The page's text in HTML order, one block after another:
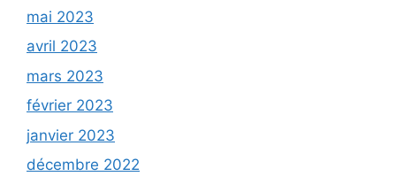
mai 2023
avril 2023
mars 2023
février 2023
janvier 2023
décembre 2022